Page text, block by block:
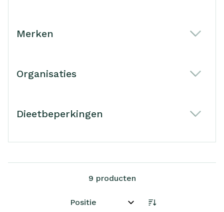
Merken
Organisaties
Dieetbeperkingen
9 producten
Sorteer op: